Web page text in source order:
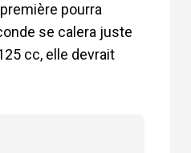
pourra
se calera juste
cc, elle devrait